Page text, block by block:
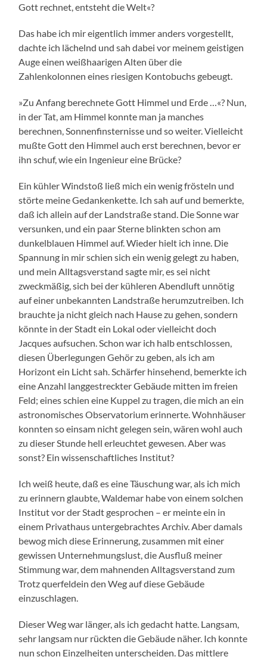
Gott rechnet, entsteht die Welt«?
Das habe ich mir eigentlich immer anders vorgestellt,
dachte ich lächelnd und sah dabei vor meinem geistigen
Auge einen weißhaarigen Alten über die
Zahlenkolonnen eines riesigen Kontobuchs gebeugt.
»Zu Anfang berechnete Gott Himmel und Erde …«? Nun,
in der Tat, am Himmel konnte man ja manches
berechnen, Sonnenfinsternisse und so weiter. Vielleicht
mußte Gott den Himmel auch erst berechnen, bevor er
ihn schuf, wie ein Ingenieur eine Brücke?
Ein kühler Windstoß ließ mich ein wenig frösteln und
störte meine Gedankenkette. Ich sah auf und bemerkte,
daß ich allein auf der Landstraße stand. Die Sonne war
versunken, und ein paar Sterne blinkten schon am
dunkelblauen Himmel auf. Wieder hielt ich inne. Die
Spannung in mir schien sich ein wenig gelegt zu haben,
und mein Alltagsverstand sagte mir, es sei nicht
zweckmäßig, sich bei der kühleren Abendluft unnötig
auf einer unbekannten Landstraße herumzutreiben. Ich
brauchte ja nicht gleich nach Hause zu gehen, sondern
könnte in der Stadt ein Lokal oder vielleicht doch
Jacques aufsuchen. Schon war ich halb entschlossen,
diesen Überlegungen Gehör zu geben, als ich am
Horizont ein Licht sah. Schärfer hinsehend, bemerkte ich
eine Anzahl langgestreckter Gebäude mitten im freien
Feld; eines schien eine Kuppel zu tragen, die mich an ein
astronomisches Observatorium erinnerte. Wohnhäuser
konnten so einsam nicht gelegen sein, wären wohl auch
zu dieser Stunde hell erleuchtet gewesen. Aber was
sonst? Ein wissenschaftliches Institut?
Ich weiß heute, daß es eine Täuschung war, als ich mich
zu erinnern glaubte, Waldemar habe von einem solchen
Institut vor der Stadt gesprochen – er meinte ein in
einem Privathaus untergebrachtes Archiv. Aber damals
bewog mich diese Erinnerung, zusammen mit einer
gewissen Unternehmungslust, die Ausfluß meiner
Stimmung war, dem mahnenden Alltagsverstand zum
Trotz querfeldein den Weg auf diese Gebäude
einzuschlagen.
Dieser Weg war länger, als ich gedacht hatte. Langsam,
sehr langsam nur rückten die Gebäude näher. Ich konnte
nun schon Einzelheiten unterscheiden. Das mittlere